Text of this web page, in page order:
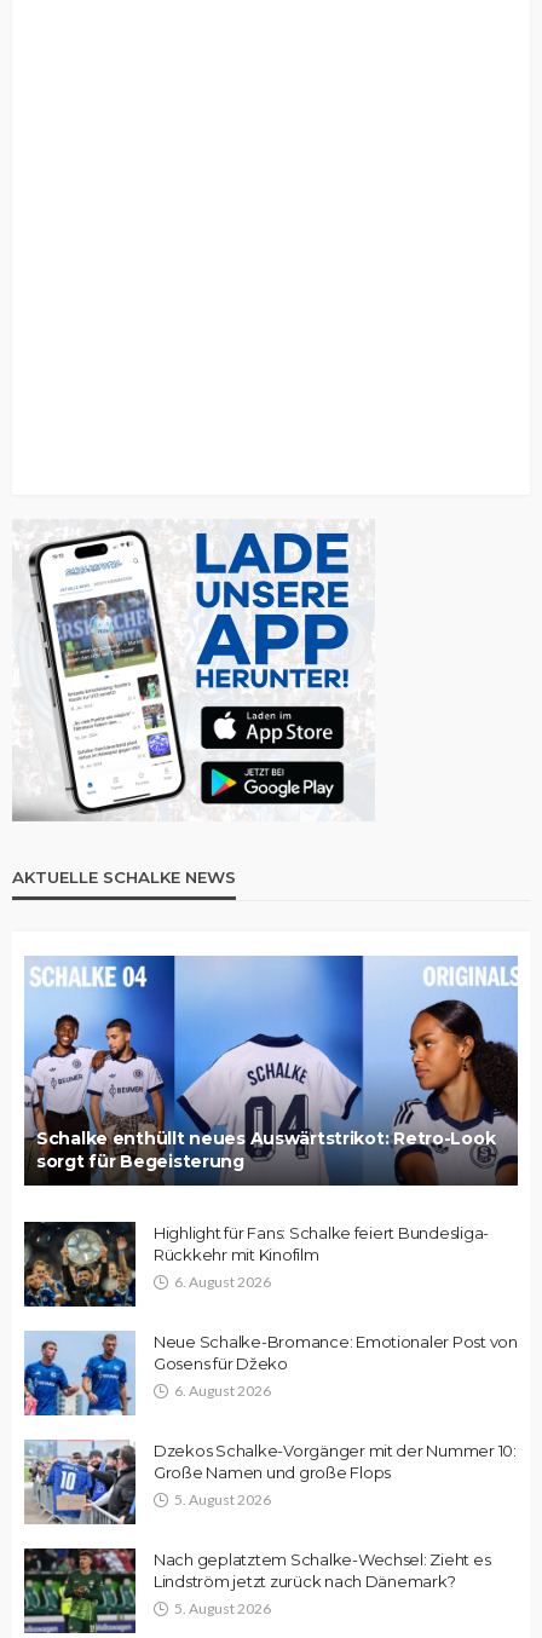
AKTUELLE SCHALKE NEWS
Schalke enthüllt neues Auswärtstrikot: Retro-Look
sorgt für Begeisterung
Highlight für Fans: Schalke feiert Bundesliga-
Rückkehr mit Kinofilm
6. August 2026
Neue Schalke-Bromance: Emotionaler Post von
Gosens für Džeko
6. August 2026
Dzekos Schalke-Vorgänger mit der Nummer 10:
Große Namen und große Flops
5. August 2026
Nach geplatztem Schalke-Wechsel: Zieht es
Lindström jetzt zurück nach Dänemark?
5. August 2026